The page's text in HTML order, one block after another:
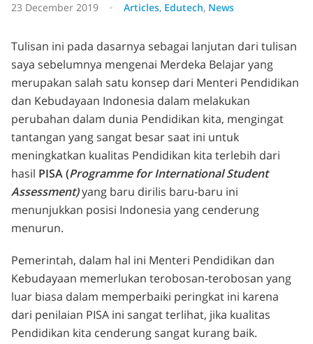
23 December 2019 Articles, Edutech, News
Tulisan ini pada dasarnya sebagai lanjutan dari tulisan
saya sebelumnya mengenai Merdeka Belajar yang
merupakan salah satu konsep dari Menteri Pendidikan
dan Kebudayaan Indonesia dalam melakukan
perubahan dalam dunia Pendidikan kita, mengingat
tantangan yang sangat besar saat ini untuk
meningkatkan kualitas Pendidikan kita terlebih dari
hasil PISA (Programme for International Student
Assessment)yang baru dirilis baru-baru ini
menunjukkan posisi Indonesia yang cenderung
menurun.
Pemerintah, dalam hal ini Menteri Pendidikan dan
Kebudayaan memerlukan terobosan-terobosan yang
luar biasa dalam memperbaiki peringkat ini karena
dari penilaian PISA ini sangat terlihat, jika kualitas
Pendidikan kita cenderung sangat kurang baik.